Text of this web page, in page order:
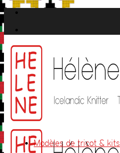
Passer
au
contenu
Modèles de tricot & kits